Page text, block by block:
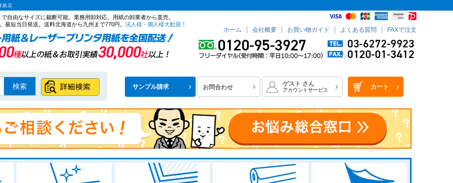
紙店
自由なサイズに裁断可能。業務用卸対応。用紙の卸業者から直売。
最短当日発送。送料北海道から九州まで770円。 法人様・個人様大歓迎！
ホーム 会社概要 お買い物ガイド よくある質問 FAXで注文
サンプル請求 お問合わせ ゲスト さん
アカウントサービス カート
検索